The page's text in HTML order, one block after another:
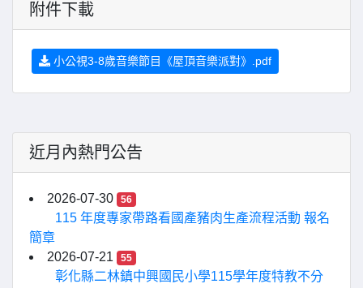
附件下載
小公視3-8歲音樂節目《屋頂音樂派對》.pdf
近月內熱門公告
2026-07-30 56
115 年度專家帶路看國產豬肉生產流程活動 報名
簡章
2026-07-21
55
彰化縣二林鎮中興國民小學115學年度特教不分